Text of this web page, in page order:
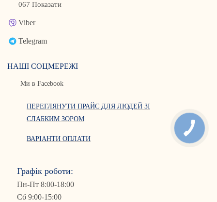
Графік роботи:
Пн-Пт 8:00-18:00
Сб 9:00-15:00
067 Показати
Viber
Telegram
НАШІ СОЦМЕРЕЖІ
Ми в Facebook
ПЕРЕГЛЯНУТИ ПРАЙС ДЛЯ ЛЮДЕЙ ЗІ
СЛАБКИМ ЗОРОМ
ВАРІАНТИ ОПЛАТИ